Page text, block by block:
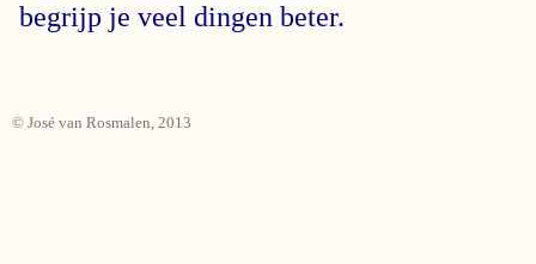
begrijp je veel dingen beter.
© José van Rosmalen, 2013